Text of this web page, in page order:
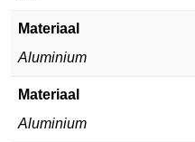
Materiaal
Aluminium
Materiaal
Aluminium